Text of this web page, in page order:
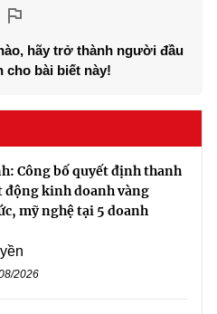
hãy trở thành người đầu
cho bài biết này!
Công bố quyết định thanh
động kinh doanh vàng
mỹ nghệ tại 5 doanh
2026